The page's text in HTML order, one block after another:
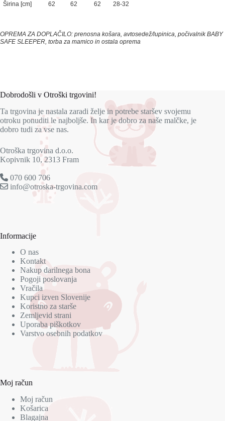
Širina [cm] 62 62 62 28-32
OPREMA ZA DOPLAČILO: prenosna košara, avtosedež/lupinica, počivalnik BABY
SAFE SLEEPER, torba za mamico in ostala oprema
Dobrodošli v Otroški trgovini!
Ta trgovina je nastala zaradi želje in potrebe staršev svojemu
otroku ponuditi le najboljše. In kar je dobro za naše malčke, je
dobro tudi za vse nas.
Otroška trgovina d.o.o.
Kopivnik 10, 2313 Fram
070 600 706
info@otroska-trgovina.com
Informacije
O nas
Kontakt
Nakup darilnega bona
Pogoji poslovanja
Vračila
Kupci izven Slovenije
Koristno za starše
Zemljevid strani
Uporaba piškotkov
Varstvo osebnih podatkov
Moj račun
Moj račun
Košarica
Blagajna